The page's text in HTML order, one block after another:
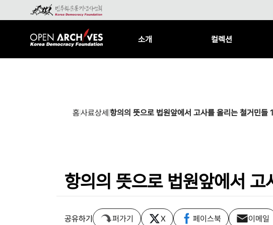
소개 컬렉션
홈사료상세항의의 뜻으로 법원앞에서 고사를 올리는 철거민들 1
항의의 뜻으로 법원앞에서 고
공유하기 퍼가기 X 페이스북 이메일